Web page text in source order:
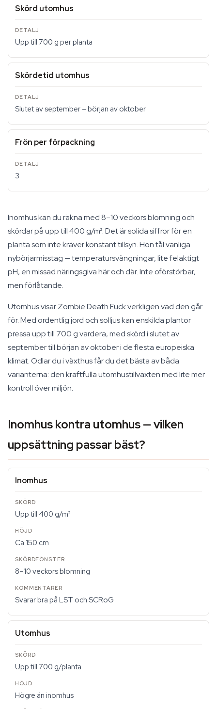
Skörd utomhus
Upp till 700 g per planta
Skördetid utomhus
Slutet av september – början av oktober
Frön per förpackning
3
Inomhus kan du räkna med 8–10 veckors blomning och
skördar på upp till 400 g/m². Det är solida siffror för en
planta som inte kräver konstant tillsyn. Hon tål vanliga
nybörjarmisstag — temperatursvängningar, lite felaktigt
pH, en missad näringsgiva här och där. Inte oförstörbar,
men förlåtande.
Utomhus visar Zombie Death Fuck verkligen vad den går
för. Med ordentlig jord och solljus kan enskilda plantor
pressa upp till 700 g vardera, med skörd i slutet av
september till början av oktober i de flesta europeiska
klimat. Odlar du i växthus får du det bästa av båda
varianterna: den kraftfulla utomhustillväxten med lite mer
kontroll över miljön.
Inomhus kontra utomhus — vilken
uppsättning passar bäst?
Inomhus
Upp till 400 g/m²
Ca 150 cm
8–10 veckors blomning
Svarar bra på LST och SCRoG
Utomhus
Upp till 700 g/planta
Högre än inomhus